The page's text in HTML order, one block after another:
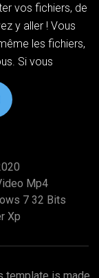
vos fichiers, de
y aller ! Vous
les fichiers,
Si vous
Mp4
7 32 Bits
Xp